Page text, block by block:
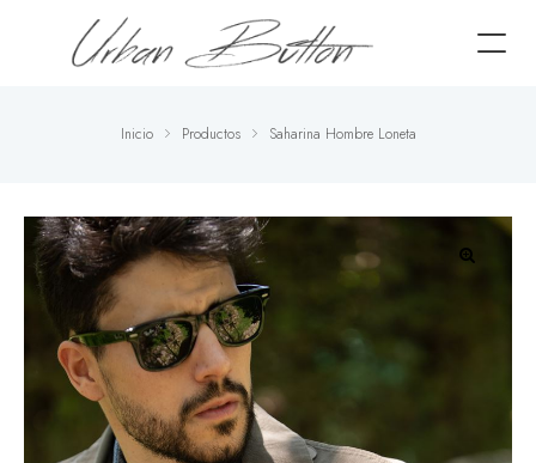
Inicio Productos Saharina Hombre Loneta